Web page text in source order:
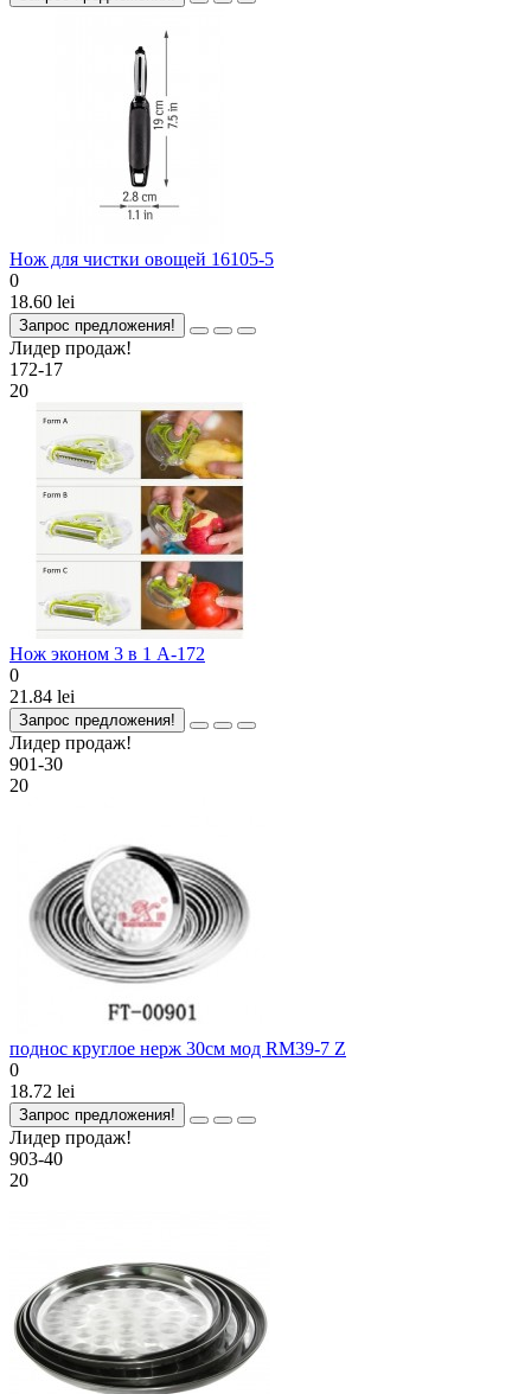
Нож для чистки овощей 16105-5
0
18.60 lei
Запрос предложения!
Лидер продаж!
172-17
20
Нож эконом 3 в 1 А-172
0
21.84 lei
Запрос предложения!
Лидер продаж!
901-30
20
поднос круглое нерж 30см мод RM39-7 Z
0
18.72 lei
Запрос предложения!
Лидер продаж!
903-40
20